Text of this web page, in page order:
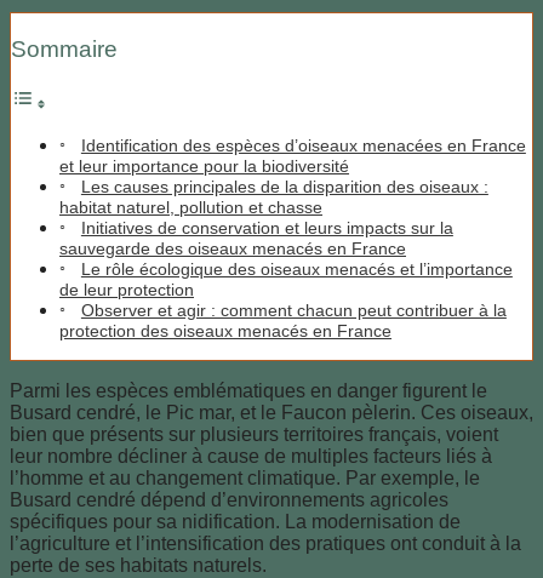
Sommaire
Identification des espèces d’oiseaux menacées en France
et leur importance pour la biodiversité
Les causes principales de la disparition des oiseaux :
habitat naturel, pollution et chasse
Initiatives de conservation et leurs impacts sur la
sauvegarde des oiseaux menacés en France
Le rôle écologique des oiseaux menacés et l’importance
de leur protection
Observer et agir : comment chacun peut contribuer à la
protection des oiseaux menacés en France
Parmi les espèces emblématiques en danger figurent le
Busard cendré, le Pic mar, et le Faucon pèlerin. Ces oiseaux,
bien que présents sur plusieurs territoires français, voient
leur nombre décliner à cause de multiples facteurs liés à
l’homme et au changement climatique. Par exemple, le
Busard cendré dépend d’environnements agricoles
spécifiques pour sa nidification. La modernisation de
l’agriculture et l’intensification des pratiques ont conduit à la
perte de ses habitats naturels.